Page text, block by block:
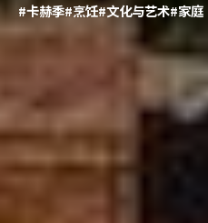
#卡赫季#烹饪#文化与艺术#家庭